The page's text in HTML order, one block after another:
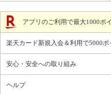
アプリのご利用で最大1000ポ
楽天カード新規入会＆利用で5000ポ
安心・安全への取り組み
ヘルプ